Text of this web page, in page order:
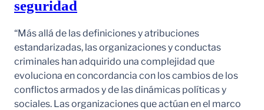
seguridad
“Más allá de las definiciones y atribuciones
estandarizadas, las organizaciones y conductas
criminales han adquirido una complejidad que
evoluciona en concordancia con los cambios de los
conflictos armados y de las dinámicas políticas y
sociales. Las organizaciones que actúan en el marco